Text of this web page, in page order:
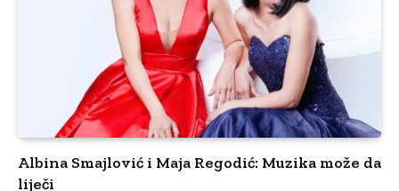
Albina Smajlović i Maja Regodić: Muzika može da
liječi